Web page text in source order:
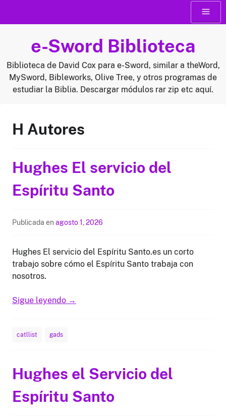
Menú
e-Sword Biblioteca
Biblioteca de David Cox para e-Sword, similar a theWord,
MySword, Bibleworks, Olive Tree, y otros programas de
estudiar la Biblia. Descargar módulos rar zip etc aquí.
H Autores
Hughes El servicio del
Espíritu Santo
Publicada en agosto 1, 2026
Hughes El servicio del Espíritu Santo.es un corto
trabajo sobre cómo el Espíritu Santo trabaja con
nosotros.
Sigue leyendo →
catllist gads
Hughes el Servicio del
Espíritu Santo